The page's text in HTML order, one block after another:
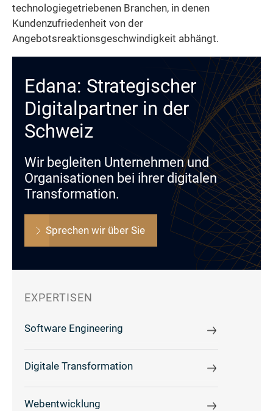
technologiegetriebenen Branchen, in denen
Kundenzufriedenheit von der
Angebotsreaktionsgeschwindigkeit abhängt.
Edana: Strategischer
Digitalpartner in der
Schweiz
Wir begleiten Unternehmen und
Organisationen bei ihrer digitalen
Transformation.
Sprechen wir über Sie
EXPERTISEN
Software Engineering
Digitale Transformation
Webentwicklung